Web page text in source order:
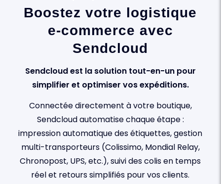
Boostez votre logistique
e-commerce avec
Sendcloud
Sendcloud est la solution tout-en-un pour
simplifier et optimiser vos expéditions.
Connectée directement à votre boutique,
Sendcloud automatise chaque étape :
impression automatique des étiquettes, gestion
multi-transporteurs (Colissimo, Mondial Relay,
Chronopost, UPS, etc.), suivi des colis en temps
réel et retours simplifiés pour vos clients.